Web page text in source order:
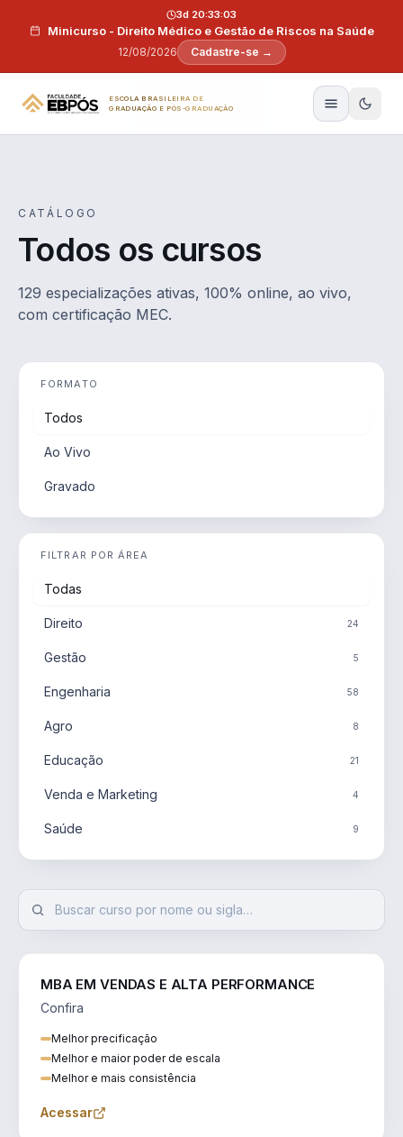
Minicurso - Direito Médico e Gestão de Riscos na Saúde
12/08/2026
3d 20:33:02
Cadastre-se →
ESCOLA BRASILEIRA DE
GRADUAÇÃO E PÓS-GRADUAÇÃO
CATÁLOGO
Todos os cursos
129 especializações ativas, 100% online, ao vivo,
com certificação MEC.
FORMATO
Todos
Ao Vivo
Gravado
FILTRAR POR ÁREA
Todas
Direito 24
Gestão 5
Engenharia 58
Agro 8
Educação 21
Venda e Marketing 4
Saúde 9
MBA EM VENDAS E ALTA PERFORMANCE
Confira
Melhor precificação
Melhor e maior poder de escala
Melhor e mais consistência
Acessar